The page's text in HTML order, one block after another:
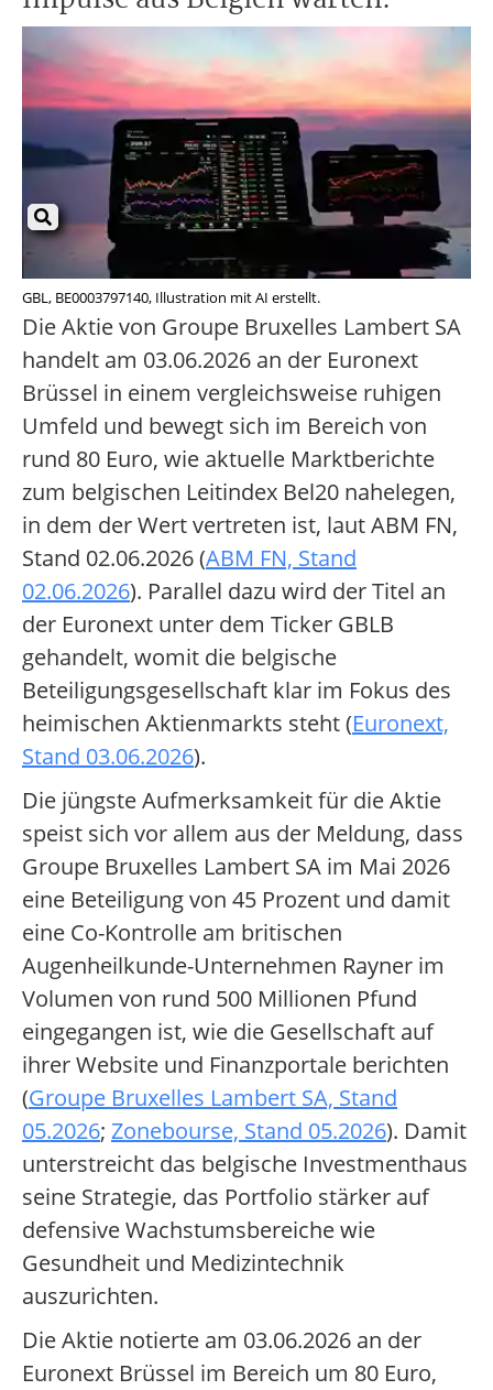
GBL, BE0003797140, Illustration mit AI erstellt.
Die Aktie von Groupe Bruxelles Lambert SA
handelt am 03.06.2026 an der Euronext
Brüssel in einem vergleichsweise ruhigen
Umfeld und bewegt sich im Bereich von
rund 80 Euro, wie aktuelle Marktberichte
zum belgischen Leitindex Bel20 nahelegen,
in dem der Wert vertreten ist, laut ABM FN,
Stand 02.06.2026 (ABM FN, Stand
02.06.2026). Parallel dazu wird der Titel an
der Euronext unter dem Ticker GBLB
gehandelt, womit die belgische
Beteiligungsgesellschaft klar im Fokus des
heimischen Aktienmarkts steht (Euronext,
Stand 03.06.2026).
Die jüngste Aufmerksamkeit für die Aktie
speist sich vor allem aus der Meldung, dass
Groupe Bruxelles Lambert SA im Mai 2026
eine Beteiligung von 45 Prozent und damit
eine Co-Kontrolle am britischen
Augenheilkunde-Unternehmen Rayner im
Volumen von rund 500 Millionen Pfund
eingegangen ist, wie die Gesellschaft auf
ihrer Website und Finanzportale berichten
(Groupe Bruxelles Lambert SA, Stand
05.2026; Zonebourse, Stand 05.2026). Damit
unterstreicht das belgische Investmenthaus
seine Strategie, das Portfolio stärker auf
defensive Wachstumsbereiche wie
Gesundheit und Medizintechnik
auszurichten.
Die Aktie notierte am 03.06.2026 an der
Euronext Brüssel im Bereich um 80 Euro,